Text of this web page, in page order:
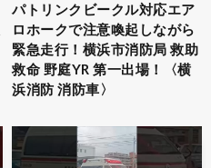
パトリンクビークル対応エア
ロホークで注意喚起しながら
緊急走行！横浜市消防局 救助
救命 野庭YR 第一出場！〈横
浜消防 消防車〉